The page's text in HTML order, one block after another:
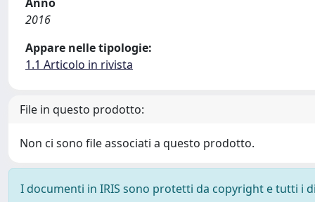
2016
Appare nelle tipologie:
1.1 Articolo in rivista
File in questo prodotto:
Non ci sono file associati a questo prodotto.
I documenti in IRIS sono protetti da copyright e tutti i